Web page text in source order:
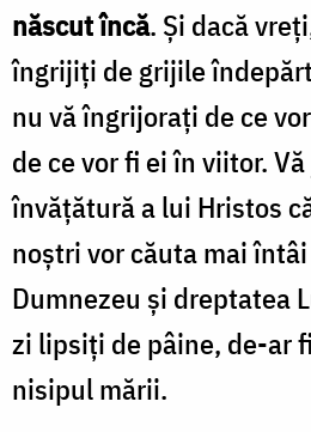
născut încă. Şi dacă
îngrijiţi de grijile
nu vă îngrijoraţi de ce
de ce vor fi ei în viitor.
învăţătură a lui Hristos
noştri vor căuta mai
Dumnezeu şi dreptatea
zi lipsiţi de pâine, de-ar
nisipul mării.